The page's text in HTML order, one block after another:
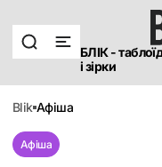
БЛІК -
і зірки
blik афіша
Афіша